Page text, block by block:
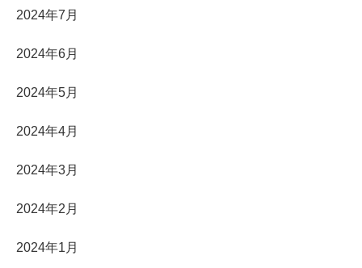
2024年7月
2024年6月
2024年5月
2024年4月
2024年3月
2024年2月
2024年1月